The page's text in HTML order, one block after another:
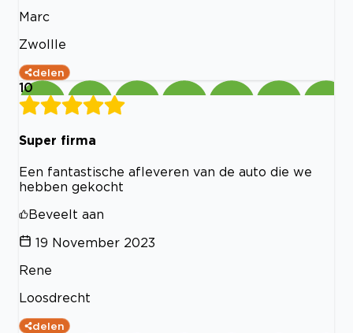
Marc
Zwollle
delen
10
Super firma
Een fantastische afleveren van de auto die we
hebben gekocht
Beveelt aan
19 November 2023
Rene
Loosdrecht
delen